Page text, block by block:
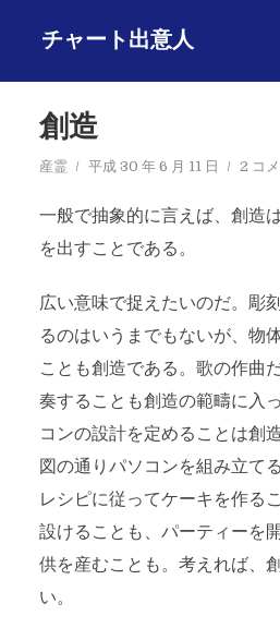
チャート出意人
創造
産霊 平成 30 年 6 月 11 日 2 コ
一般で抽象的に言えば、創造
を出すことである。
広い意味で捉えたいのだ。彫
るのはいうまでもないが、物
ことも創造である。歌の作曲
奏することも創造の範疇に入
コンの設計を定めることは創
図の通りパソコンを組み立て
レシピに従ってケーキを作る
設けることも、パーティーを
供を産むことも。考えれば、
い。